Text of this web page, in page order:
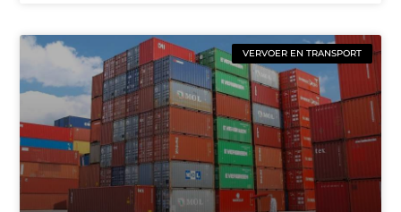
VERVOER EN TRANSPORT